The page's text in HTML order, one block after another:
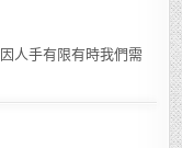
人手有限有時我們需